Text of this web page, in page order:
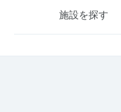
施設を探す